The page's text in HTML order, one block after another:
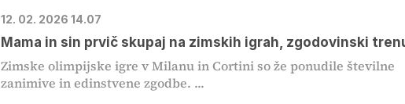
12. 02. 2026 14.07
Mama in sin prvič skupaj na zimskih igrah, zgodovinski
Zimske olimpijske igre v Milanu in Cortini so že ponudile številne
zanimive in edinstvene zgodbe. ...